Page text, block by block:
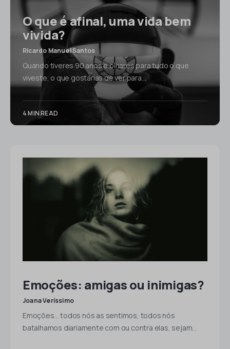
O que é afinal, uma vida bem
vivida?
Ricardo Manuel Santos
Quando tiveres 90 anos e olhares para tudo o que
viveste, o que gostarias de ver para…
4 MIN READ
Emoções: amigas ou inimigas?
Joana Veríssimo
Emoções… todos nós as sentimos, todos nós
batalhamos diariamente com ou contra elas, sejam…